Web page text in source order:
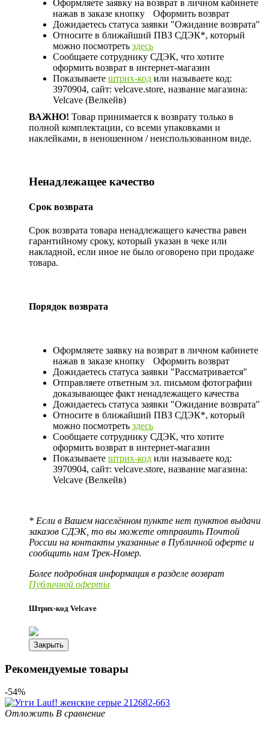
Оформляете заявку на возврат в личном кабинете
нажав в заказе кнопку
Оформить возврат
Дожидаетесь статуса заявки "Ожидание возврата"
Относите в ближайший ПВЗ СДЭК*, который
можно посмотреть здесь
Сообщаете сотруднику СДЭК, что хотите
оформить возврат в интернет-магазин
Показываете штрих-код или называете код:
3970904, сайт: velcave.store, название магазина:
Velcave (Велкейв)
ВАЖНО! Товар принимается к возврату только в
полной комплектации, со всеми упаковками и
наклейками, в неношенном / неиспользованном виде.
Ненадлежащее качество
Срок возврата
Срок возврата товара ненадлежащего качества равен
гарантийному сроку, который указан в чеке или
накладной, если иное не было оговорено при продаже
товара.
Порядок возврата
Оформляете заявку на возврат в личном кабинете
нажав в заказе кнопку
Оформить возврат
Дожидаетесь статуса заявки "Рассматривается"
Отправляете ответным эл. письмом фотографии
доказывающее факт ненадлежащего качества
Дожидаетесь статуса заявки "Ожидание возврата"
Относите в ближайший ПВЗ СДЭК*, который
можно посмотреть здесь
Сообщаете сотруднику СДЭК, что хотите
оформить возврат в интернет-магазин
Показываете штрих-код или называете код:
3970904, сайт: velcave.store, название магазина:
Velcave (Велкейв)
* Если в Вашем населённом пункте нет пунктов выдачи
заказов СДЭК, то вы можете отправить Почтой
России на контакты указанные в Публичной оферте и
сообщить нам Трек-Номер.
Более подробная информация в разделе возврат
Публичной оферты
Штрих-код Velcave
Закрыть
Рекомендуемые товары
-54%
Отложить В сравнение